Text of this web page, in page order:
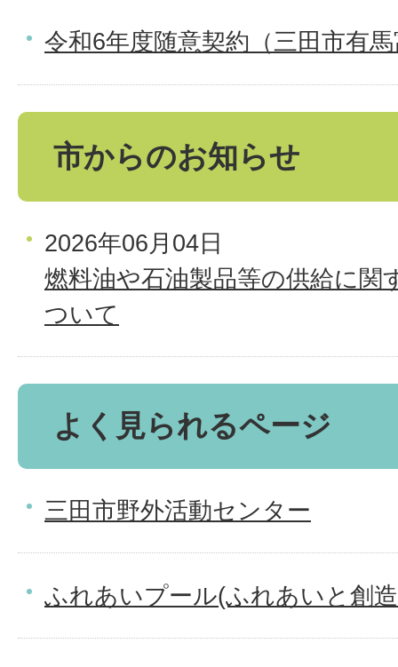
令和6年度随意契約（三田市有
市からのお知らせ
2026年06月04日
燃料油や石油製品等の供給に関
ついて
よく見られるページ
三田市野外活動センター
ふれあいプール(ふれあいと創